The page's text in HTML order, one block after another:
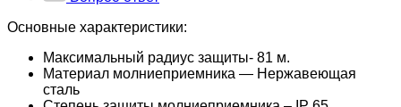
Основные характеристики:
Максимальный радиус защиты- 81 м.
Материал молниеприемника — Нержавеющая
сталь